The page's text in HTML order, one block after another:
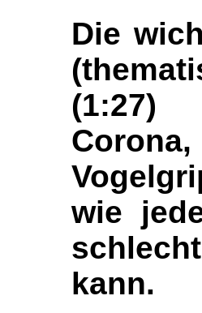
Die
(1:27)
wie
kann.